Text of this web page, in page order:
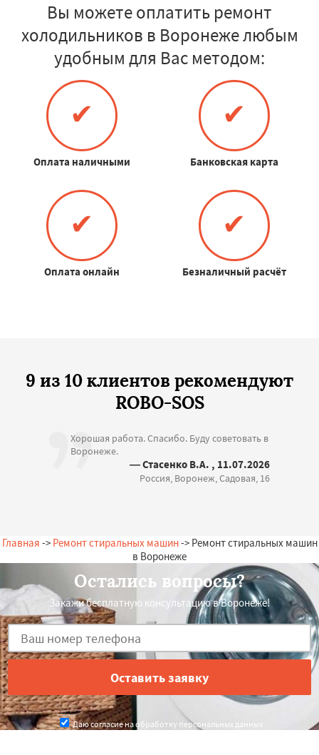
Вы можете оплатить ремонт
холодильников в Воронеже любым
удобным для Вас методом:
✔
Оплата наличными
✔
Банковская карта
✔
Оплата онлайн
✔
Безналичный расчёт
9 из 10 клиентов рекомендуют
ROBO-SOS
Хорошая работа. Спасибо. Буду советовать в
Воронеже.
— Стасенко В.А. , 11.07.2026
Россия, Воронеж, Садовая, 16
Главная -> Ремонт стиральных машин-> Ремонт стиральных машин
в Воронеже
Остались вопросы?
Закажи бесплатную консультацию в Воронеже!
Даю согласие на обработку персональных данных